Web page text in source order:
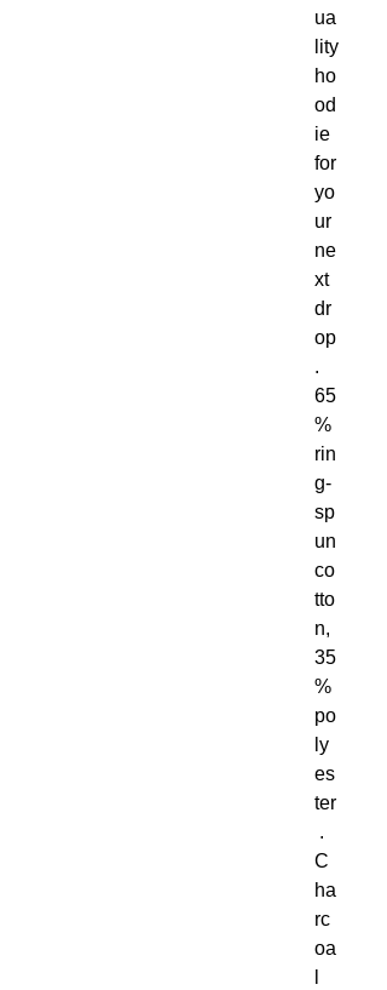
ua
lity
ho
od
ie
for
yo
ur
ne
xt
dr
op
.
65
%
rin
g-
sp
un
co
tto
n,
35
%
po
ly
es
ter
.
C
ha
rc
oa